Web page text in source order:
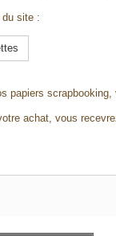
du site :
papiers
achat, vous